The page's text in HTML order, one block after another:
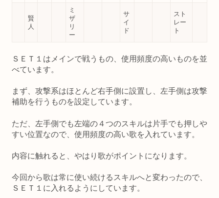
賢
人
ミ
ザ
リ
ー
サ
イ
ド
スト
レー
ト
ＳＥＴ１はメインで戦うもの、使用頻度の高いものを並
べています。
まず、攻撃系はほとんど右手側に設置し、左手側は攻撃
補助を行うものを設定しています。
ただ、左手側でも左端の４つのスキルは片手でも押しや
すい位置なので、使用頻度の高い歌を入れています。
内容に触れると、やはり歌がポイントになります。
今回から歌は常に使い続けるスキルへと変わったので、
ＳＥＴ１に入れるようにしています。